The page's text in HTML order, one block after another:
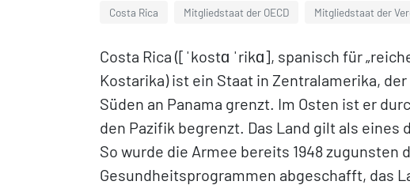
Costa Rica Mitgliedstaat der OECD Mitgliedstaat der
Costa Rica ([ˈkostɑ ˈrikɑ], spanisch für
Kostarika) ist ein Staat in Zentralamerika,
Süden an Panama grenzt. Im Osten ist er
den Pazifik begrenzt. Das Land gilt als
So wurde die Armee bereits 1948 zugunsten
Gesundheitsprogrammen abgeschafft, das